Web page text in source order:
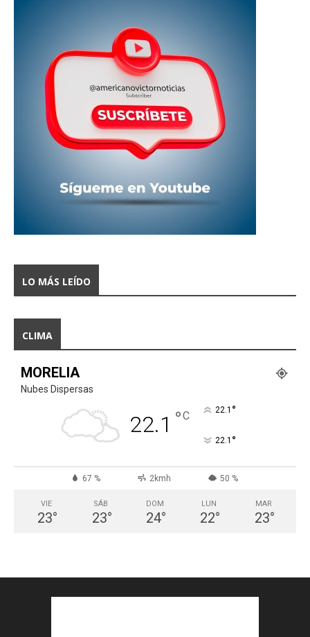
LO MÁS LEÍDO
CLIMA
MORELIA
Nubes Dispersas
22.1 °C 22.1 °
22.1 °
67 % 2kmh 50 %
VIE
23°
SÁB
23°
DOM
24°
LUN
22°
MAR
23°